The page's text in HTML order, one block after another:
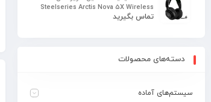
Steelseries Arctis Nova 5X Wireless
تماس بگیرید
دسته‌های محصولات
سیستم‌های آماده